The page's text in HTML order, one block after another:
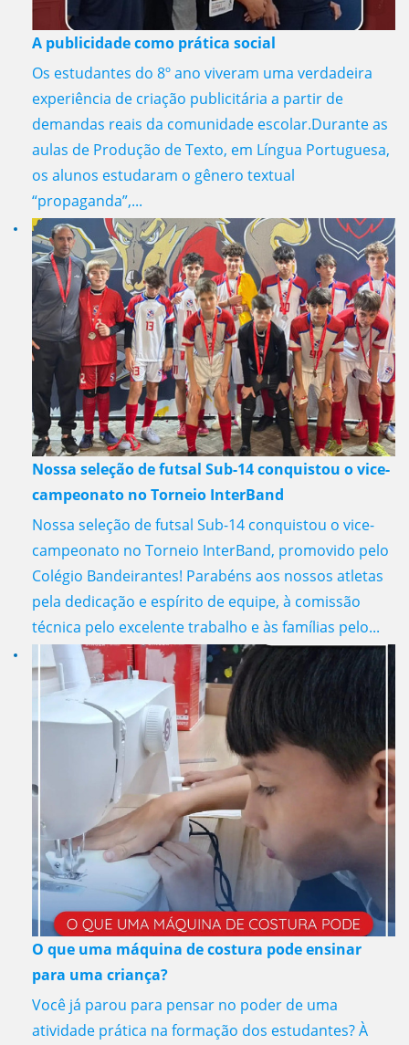
A publicidade como prática social
Os estudantes do 8º ano viveram uma verdadeira
experiência de criação publicitária a partir de
demandas reais da comunidade escolar.Durante as
aulas de Produção de Texto, em Língua Portuguesa,
os alunos estudaram o gênero textual
“propaganda”,...
Nossa seleção de futsal Sub-14 conquistou o vice-
campeonato no Torneio InterBand
Nossa seleção de futsal Sub-14 conquistou o vice-
campeonato no Torneio InterBand, promovido pelo
Colégio Bandeirantes! Parabéns aos nossos atletas
pela dedicação e espírito de equipe, à comissão
técnica pelo excelente trabalho e às famílias pelo...
O que uma máquina de costura pode ensinar
para uma criança?
Você já parou para pensar no poder de uma
atividade prática na formação dos estudantes? À